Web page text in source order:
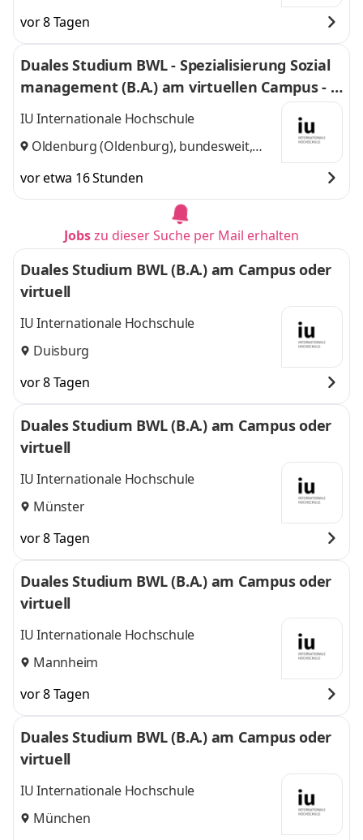
vor 8 Tagen
Duales Studium BWL - Spezialisierung Sozial
management (B.A.) am virtuellen Campus - P
erspektive Oldenburg Sozialwerk gGmbH
IU Internationale Hochschule
Oldenburg (Oldenburg), bundesweit,
vor etwa 16 Stunden
Jobszu dieser Suche per Mail erhalten
Duales Studium BWL (B.A.) am Campus oder
virtuell
IU Internationale Hochschule
Duisburg
vor 8 Tagen
Duales Studium BWL (B.A.) am Campus oder
virtuell
IU Internationale Hochschule
Münster
vor 8 Tagen
Duales Studium BWL (B.A.) am Campus oder
virtuell
IU Internationale Hochschule
Mannheim
vor 8 Tagen
Duales Studium BWL (B.A.) am Campus oder
virtuell
IU Internationale Hochschule
München